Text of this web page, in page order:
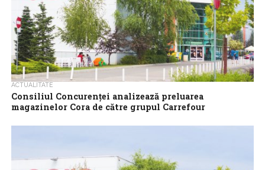
ACTUALITATE
Consiliul Concurenţei analizează preluarea
magazinelor Cora de către grupul Carrefour